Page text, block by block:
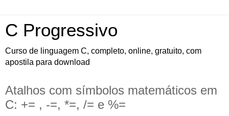
C Progressivo
Curso de linguagem C, completo, online, gratuito, com
apostila para download
Atalhos com símbolos matemáticos em
C: += , -=, *=, /= e %=